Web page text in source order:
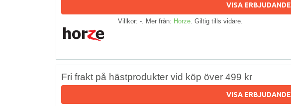
VISA ERBJUDANDE
Villkor: -. Mer från: Horze . Giltig tills vidare.
Fri frakt på hästprodukter vid köp över 499 kr
VISA ERBJUDANDE